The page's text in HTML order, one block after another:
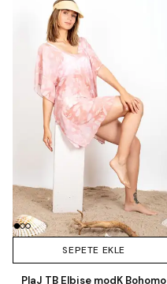
SEPETE EKLE
PlaJ TB Elbise modK Bohomo